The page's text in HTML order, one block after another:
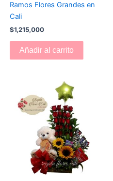
Ramos Flores Grandes en
Cali
$1,215,000
Añadir al carrito